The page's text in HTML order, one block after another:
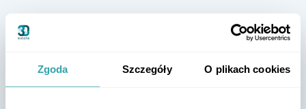
Zgoda Szczegóły O plikach cookies